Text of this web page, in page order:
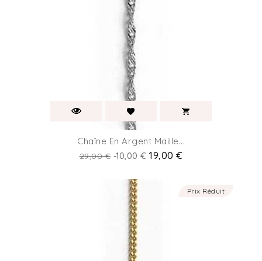
Chaîne En Argent Maille...
Prix
29,00 € -10,00 € Prix
19,00 €
Prix Réduit